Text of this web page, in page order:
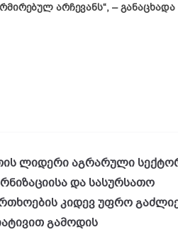
არჩევანს“, –
ლიდერი აგრარული
და სასურსათო
კიდევ უფრო
გამოდის